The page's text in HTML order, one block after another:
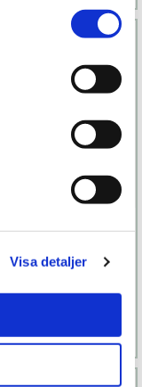
Visa detaljer
Wonder-
Köp